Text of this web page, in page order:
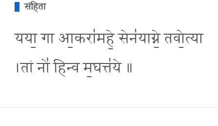
संहिता
यया॒ गा आ॒करा॑महे॒ सेन॑याग्ने॒ तवो॒त्या
।तां नो॑ हिन्व म॒घत्त॑ये ॥